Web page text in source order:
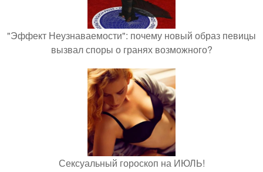
"Эффект Неузнаваемости": почему новый образ певицы
вызвал споры о гранях возможного?
Сексуальный гороскоп на ИЮЛЬ!